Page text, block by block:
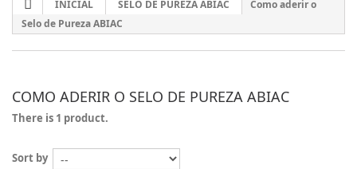
INICIAL SELO DE PUREZA ABIAC
Como aderir o
Selo de Pureza ABIAC
COMO ADERIR O SELO DE PUREZA ABIAC
There is 1 product.
Sort by